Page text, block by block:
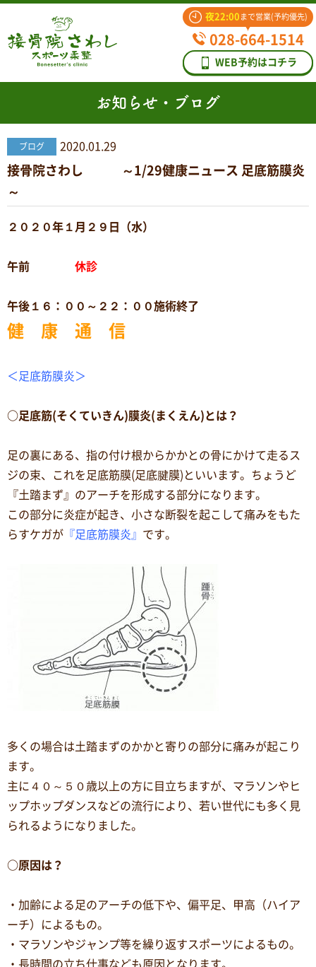
夜22:00 まで営業(予約優先)
028-664-1514
WEB予約はコチラ
お知らせ・ブログ
ブログ 2020.01.29
接骨院さわし ～1/29健康ニュース 足底筋膜炎
～
２０２０年１月２９日（水）
午前 休診
午後１６：００～２２：００施術終了
健 康 通 信
＜足底筋膜炎＞
○足底筋(そくていきん)膜炎(まくえん)とは？
足の裏にある、指の付け根からかかとの骨にかけて走るス
ジの束、これを足底筋膜(足底腱膜)といいます。ちょうど
『土踏まず』のアーチを形成する部分になります。
この部分に炎症が起き、小さな断裂を起こして痛みをもた
らすケガが 『足底筋膜炎』 です。
多くの場合は土踏まずのかかと寄りの部分に痛みが起こり
ます。
主に４０～５０歳以上の方に目立ちますが、マラソンやヒ
ップホップダンスなどの流行により、若い世代にも多く見
られるようになりました。
○原因は？
・加齢による足のアーチの低下や、偏平足、甲高（ハイア
ーチ）によるもの。
・マラソンやジャンプ等を繰り返すスポーツによるもの。
・長時間の立ち仕事なども原因となります。